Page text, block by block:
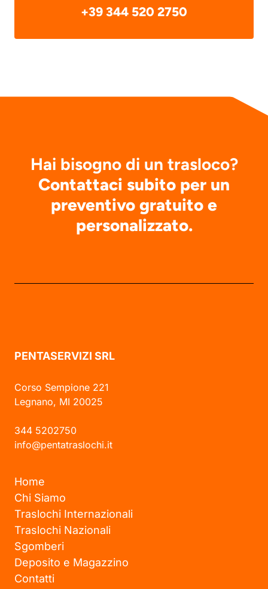
+39 344 520 2750
Hai bisogno di un trasloco?
Contattaci subito per un
preventivo gratuito e
personalizzato.
PENTASERVIZI SRL
Corso Sempione 221
Legnano, MI 20025
344 5202750
info@pentatraslochi.it
Home
Chi Siamo
Traslochi Internazionali
Traslochi Nazionali
Sgomberi
Deposito e Magazzino
Contatti